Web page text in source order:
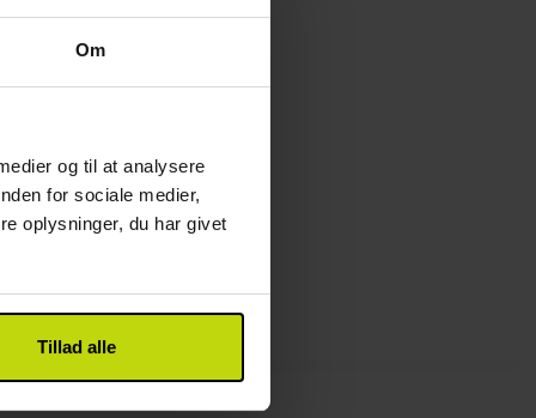
Om
og til at analysere
for sociale medier,
oplysninger, du har givet
Tillad alle